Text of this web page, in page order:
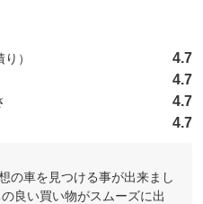
中）
） 4.7
4.7
4.7
4.7
の車を見つける事が出来まし
良い買い物がスムーズに出